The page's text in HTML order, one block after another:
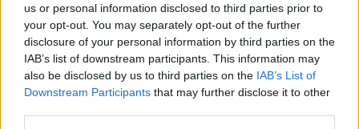
us or personal information disclosed to third parties prior to
your opt-out. You may separately opt-out of the further
disclosure of your personal information by third parties on the
IAB’s list of downstream participants. This information may
also be disclosed by us to third parties on the IAB’s List of
Downstream Participants that may further disclose it to other
ΔΗΜΟΦΙΛΗ
Ατρόμητος και Novibet συνεχίζουν μαζί:
Ανανέωση της συνεργασίας τους μέχρι το 2028